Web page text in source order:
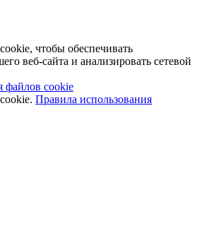
чтобы обеспечивать
веб-сайта и анализировать сетевой
файлов cookie
Правила использования